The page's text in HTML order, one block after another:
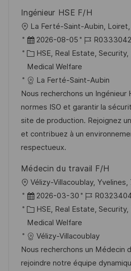
Ingénieur HSE F/H
L
o
c
t
i
o
n
La Ferté-Saint-Aubin,
P
o
s
t
e
d
D
a
t
2026-08-05
J
o
I
d
R0333042
C
a
t
e
g
o
r
y
HSE, Real Estate,
Medical Welfare
La Ferté-Saint-Aubin
Nous recherchons un Ingénieur
normes ISO et garantir la
site de production. Rejoignez
et contribuez à un
respectueux.
Médecin du travail F/H
L
o
c
t
i
o
Vélizy-Villacoublay, Yvelines,
P
o
s
t
e
d
2026-03-30
J
o
I
d
C
a
t
e
g
HSE, Real Estate,
Medical Welfare
Vélizy-Villacoublay
Nous recherchons un Médecin
rejoindre notre équipe